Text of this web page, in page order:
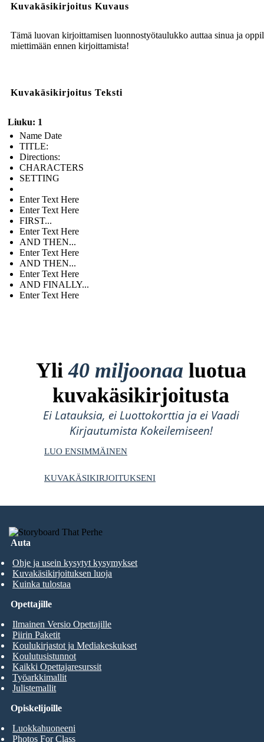
Kuvakäsikirjoitus Kuvaus
Tämä luovan kirjoittamisen luonnostyötaulukko auttaa sinua ja
miettimään ennen kirjoittamista!
Kuvakäsikirjoitus Teksti
Liuku: 1
Name Date
TITLE :
Directions:
CHARACTERS
SETTING
Enter Text Here
Enter Text Here
FIRST...
Enter Text Here
AND THEN...
Enter Text Here
AND THEN...
Enter Text Here
AND FINALLY...
Enter Text Here
Yli40 miljoonaa luotua
kuvakäsikirjoitusta
Ei Latauksia, ei Luottokorttia ja ei Vaadi
Kirjautumista Kokeilemiseen!
LUO ENSIMMÄINEN
KUVAKÄSIKIRJOITUKSENI
Auta
Ohje ja usein kysytyt kysymykset
Kuvakäsikirjoituksen luoja
Kuinka tulostaa
Opiskelijoille
Luokkahuoneeni
Photos For Class
Opettajille
Ilmainen Versio Opettajille
Piirin Paketit
Koulukirjastot ja Mediakeskukset
Koulutusistunnot
Kaikki Opettajaresurssit
Työarkkimallit
Julistemallit